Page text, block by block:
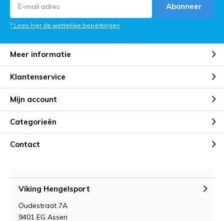
Abonneer
* Lees hier de wettelijke beperkingen
Meer informatie
Klantenservice
Mijn account
Categorieën
Contact
Viking Hengelsport
Oudestraat 7A
9401 EG Assen